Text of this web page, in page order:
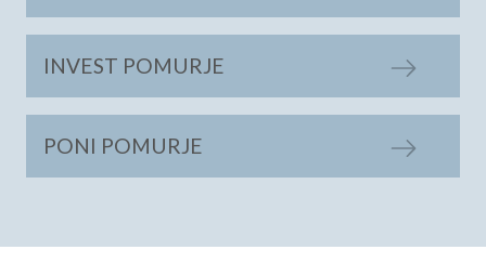
INVEST POMURJE
PONI POMURJE